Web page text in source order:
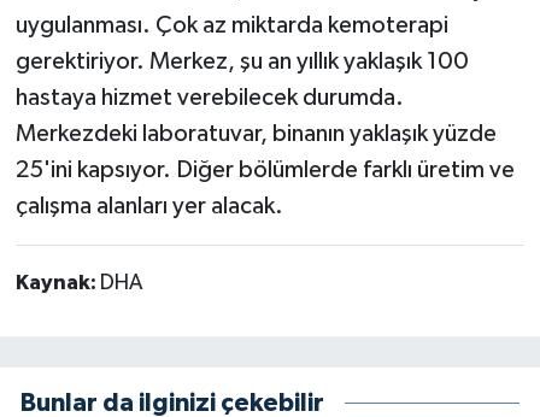
uygulanması. Çok az miktarda kemoterapi
gerektiriyor. Merkez, şu an yıllık yaklaşık 100
hastaya hizmet verebilecek durumda.
Merkezdeki laboratuvar, binanın yaklaşık yüzde
25'ini kapsıyor. Diğer bölümlerde farklı üretim ve
çalışma alanları yer alacak.
Kaynak: DHA
Bunlar da ilginizi çekebilir